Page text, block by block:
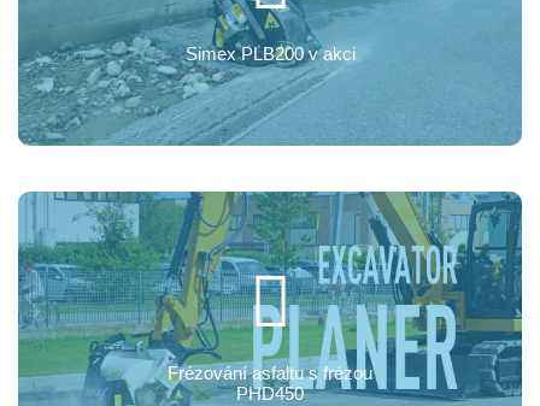
Simex PLB200 v akci
Frézování asfaltu s frézou
PHD450